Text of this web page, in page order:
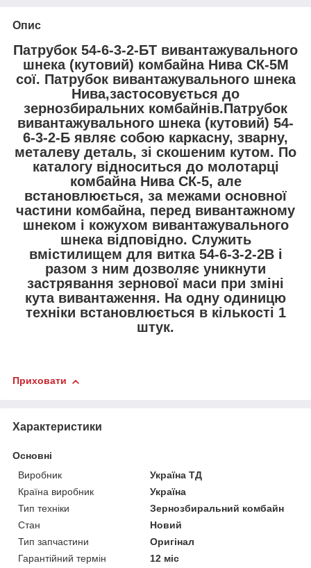
Опис
Патрубок 54-6-3-2-БТ вивантажувального
шнека (кутовий) комбайна Нива СК-5М
сої. Патрубок вивантажувального шнека
Нива,застосовується до
зернозбиральних комбайнів.Патрубок
вивантажувального шнека (кутовий) 54-
6-3-2-Б являє собою каркасну, зварну,
металеву деталь, зі скошеним кутом. По
каталогу відноситься до молотарці
комбайна Нива СК-5, але
встановлюється, за межами основної
частини комбайна, перед вивантажному
шнеком і кожухом вивантажувального
шнека відповідно. Служить
вмістилищем для витка 54-6-3-2-2В і
разом з ним дозволяє уникнути
застрявання зернової маси при зміні
кута вивантаження. На одну одиницю
техніки встановлюється в кількості 1
штук.
Приховати
Характеристики
Основні
Виробник
Україна ТД
Країна виробник
Україна
Тип техніки
Зернозбиральний комбайн
Стан
Новий
Тип запчастини
Оригінал
Гарантійний термін
12 міс